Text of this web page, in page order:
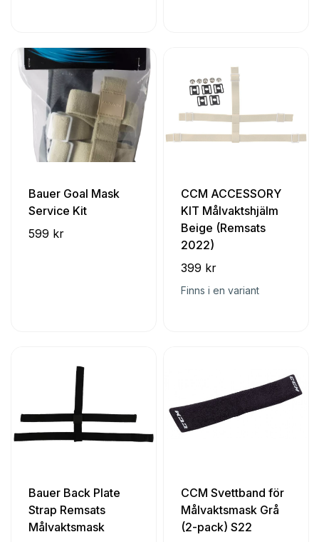
Bauer Goal Mask
Service Kit
599 kr
CCM ACCESSORY
KIT Målvaktshjälm
Beige (Remsats
2022)
399 kr
Finns i en variant
Bauer Back Plate
Strap Remsats
Målvaktsmask
CCM Svettband för
Målvaktsmask Grå
(2-pack) S22